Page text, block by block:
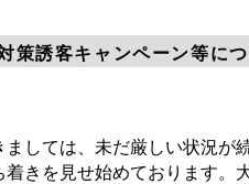
策誘客キャンペーン等につ
しては、未だ厳しい状況が
着きを見せ始めております。